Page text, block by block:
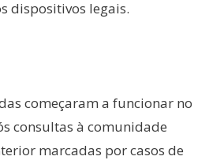
dispositivos legais.
começaram a funcionar no
consultas à comunidade
marcadas por casos de